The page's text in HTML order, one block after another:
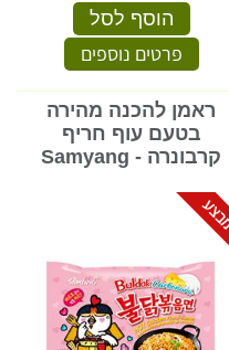
הוסף לסל
פרטים נוספים
ראמן להכנה מהירה
בטעם עוף חריף
קרבונרה - Samyang